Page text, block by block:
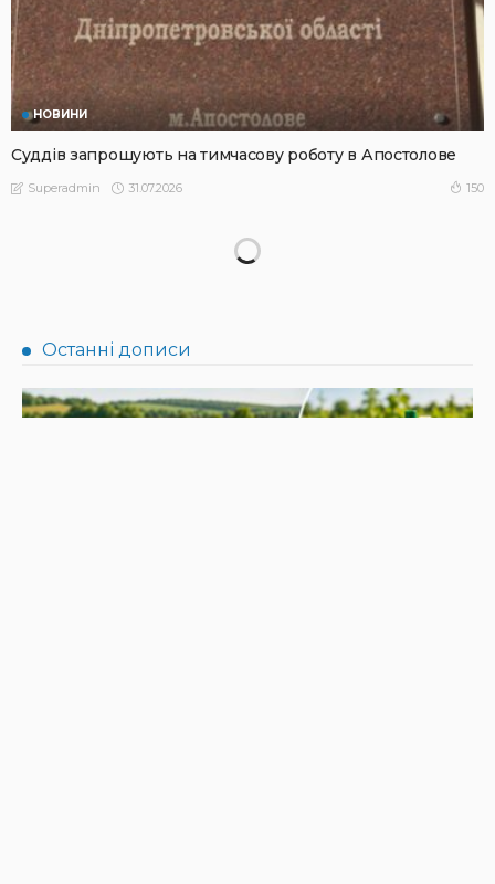
НОВИНИ
Суддів запрошують на тимчасову роботу в Апостолове
Superadmin 31.07.2026 150